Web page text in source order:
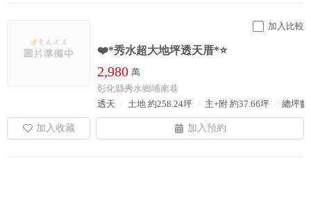
加入比較
❤️*秀水超大地坪透天厝*⭐️
2,980 萬
彰化縣秀水鄉埔南巷
透天
土地 約258.24坪 主+附 約37.66坪 總坪